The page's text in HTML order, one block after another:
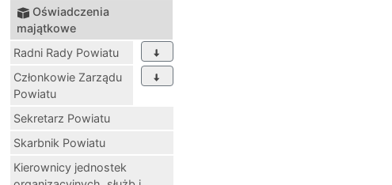
Oświadczenia
majątkowe
Radni Rady Powiatu
Członkowie Zarządu
Powiatu
Sekretarz Powiatu
Skarbnik Powiatu
Kierownicy jednostek